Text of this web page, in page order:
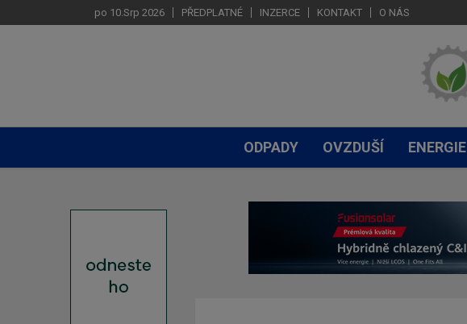
po 10.Srp 2026 PŘEDPLATNÉ INZERCE KONTAKT O NÁS
ODPADY OVZDUŠÍ ENERGIE